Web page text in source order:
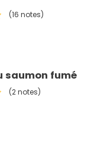
(16 notes)
saumon fumé
(2 notes)